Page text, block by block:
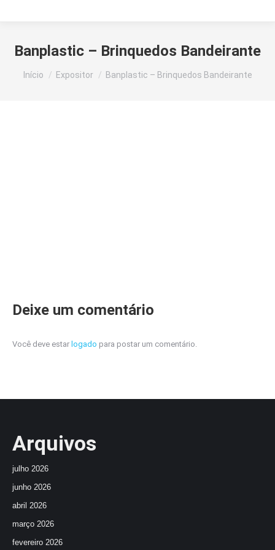
Banplastic – Brinquedos Bandeirante
Você está aqui:
Início Expositor Banplastic – Brinquedos Bandeirante
Deixe um comentário
Você deve estar logado para postar um comentário.
Arquivos
julho 2026
junho 2026
abril 2026
março 2026
fevereiro 2026